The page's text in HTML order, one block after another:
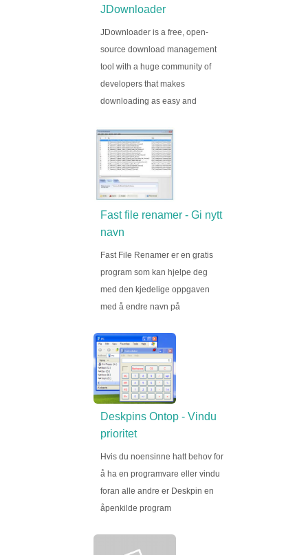
JDownloader
JDownloader is a free, open-
source download management
tool with a huge community of
developers that makes
downloading as easy and
Fast file renamer - Gi nytt
navn
Fast File Renamer er en gratis
program som kan hjelpe deg
med den kjedelige oppgaven
med å endre navn på
Deskpins Ontop - Vindu
prioritet
Hvis du noensinne hatt behov for
å ha en programvare eller vindu
foran alle andre er Deskpin en
åpenkilde program